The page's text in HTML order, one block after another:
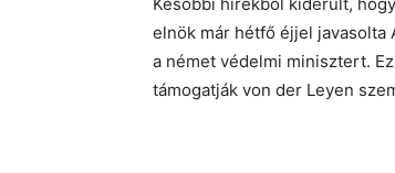
elnök már hétfő éjjel
a német védelmi minisztert.
támogatják von der Leyen